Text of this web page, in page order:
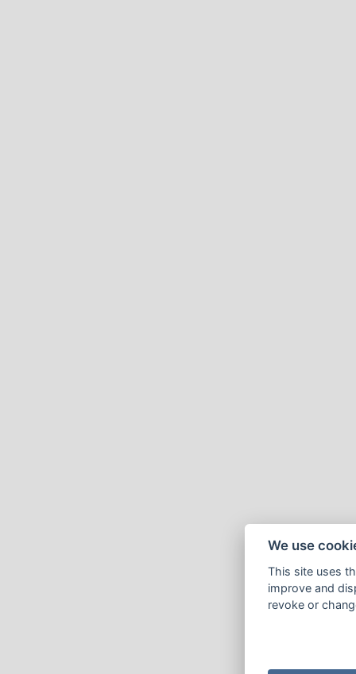
We use
This site uses
improve and
revoke or